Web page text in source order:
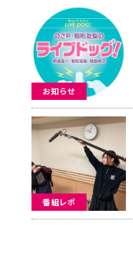
お知らせ
番組レポ